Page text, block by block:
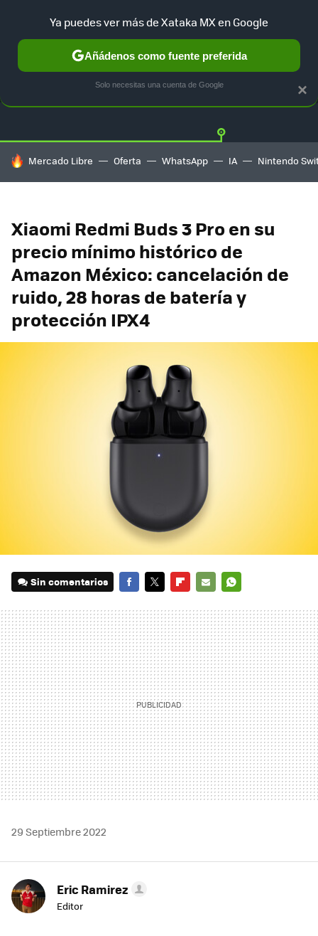
GUÍA DE COMPRAS MERCADO LIBRE
HOY SE HABLA DE
Mercado Libre Oferta WhatsApp IA Nintendo
Xiaomi Redmi Buds 3 Pro en su
precio mínimo histórico de
Amazon México: cancelación de
ruido, 28 horas de batería y
protección IPX4
Sin comentarios
MAIL
29 Septiembre 2022
Eric Ramirez
Editor
×
Ya puedes ver más de Xataka MX en Google
Añádenos como fuente preferida
Solo necesitas una cuenta de Google